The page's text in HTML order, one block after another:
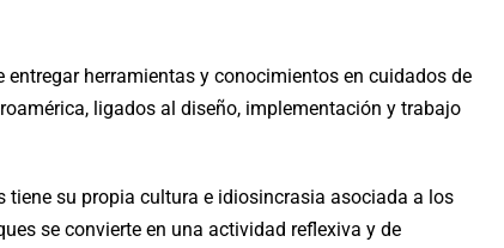
herramientas y conocimientos en cuidados de
ligados al diseño, implementación y trabajo
su propia cultura e idiosincrasia asociada a los
se convierte en una actividad reflexiva y de